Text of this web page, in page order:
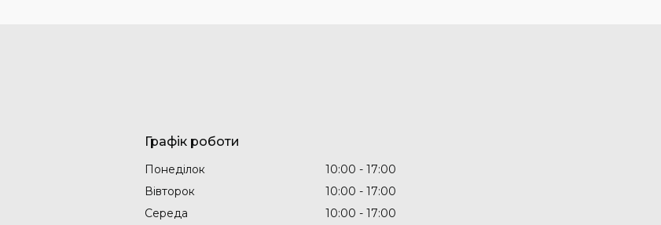
Графік роботи
Понеділок 10:00
17:00
Вівторок
10:00
17:00
Середа
10:00
17:00